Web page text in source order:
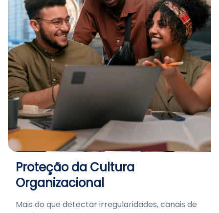
Proteção da Cultura
Organizacional
Mais do que detectar irregularidades, canais de